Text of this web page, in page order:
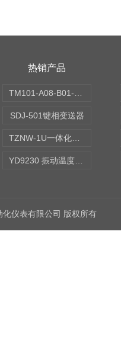
热销产品
SDJ-501键相变送器
仪表有限公司 版权所有